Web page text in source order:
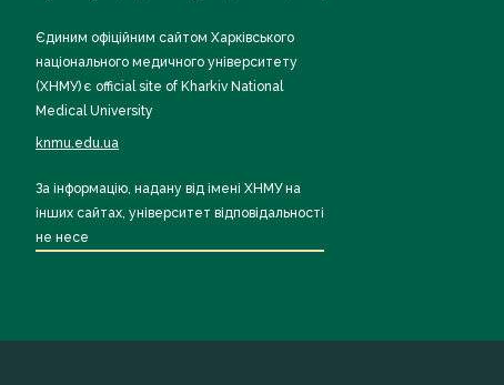
Єдиним офіційним сайтом Харківського
національного медичного університету
(ХНМУ) є official site of Kharkiv National
Medical University
knmu.edu.ua
За інформацію, надану від імені ХНМУ на
інших сайтах, університет відповідальності
не несе